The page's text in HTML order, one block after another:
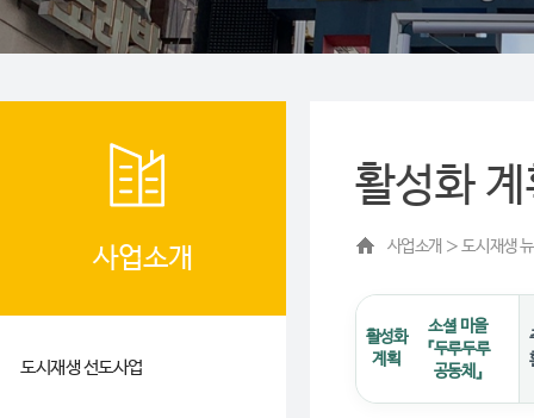
사업소개
도시재생 선도사업
활성화 계
사업소개 ＞ 도시재생
활성화
계획
소셜 마을
『두루두루
공동체』